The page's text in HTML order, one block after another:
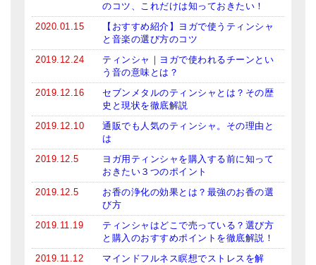
のコツ、これだけは知っておきたい！
2020.01.15
【おすすめ紹介】ヨガで使うティンシャ
と音楽の選び方のコツ
2019.12.24
ティンシャ｜ヨガで使われるチーンとい
う音の意味とは？
2019.12.16
セブンメタルのティンシャとは？その歴
史と現状を徹底解説
2019.12.10
通販でも人気のティンシャ。その理由と
は
2019.12.5
ヨガ用ティンシャを購入する前に知って
おきたい３つのポイント
2019.12.5
お香の浄化の効果とは？最強のお香の選
び方
2019.11.19
ティンシャはどこで売っている？選び方
と購入のおすすめポイントを徹底解説！
2019.11.12
マインドフルネス瞑想でストレスを解